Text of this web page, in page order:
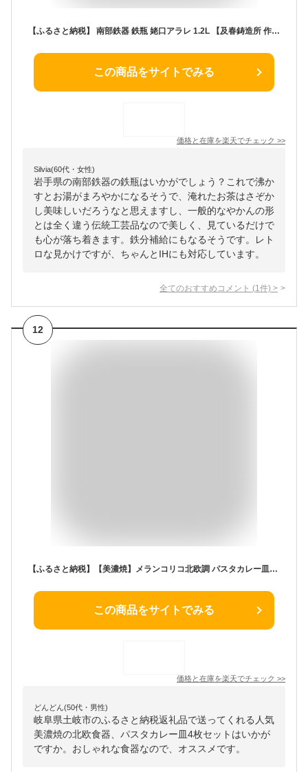
【ふるさと納税】 南部鉄器 鉄瓶 姥口アラレ 1.2L 【及春鋳造所 作】 ★南部鉄瓶 奥州市5年連続1位★ IH調理器 伝統工芸品 やかん ケトル キッチン用品 食器 日用品 雑貨[Y0035]
この商品をサイトでみる
価格と在庫を楽天でチェック >>
Silvia(60代・女性)
岩手県の南部鉄器の鉄瓶はいかがでしょう？これで沸か
すとお湯がまろやかになるそうで、淹れたお茶はさぞか
し美味しいだろうなと思えますし、一般的なやかんの形
とは全く違う伝統工芸品なので美しく、見ているだけで
も心が落ち着きます。鉄分補給にもなるそうです。レト
ロな見かけですが、ちゃんとIHにも対応しています。
全てのおすすめコメント (1 件) >
12
【ふるさと納税】【美濃焼】メランコリコ北欧調 パスタカレー皿4枚セット【陶土う庵】（1005-0122）プレート かわいい おしゃれ スタッキング ブルー 食器 器 うつわ [MBY001]
この商品をサイトでみる
価格と在庫を楽天でチェック >>
どんどん(50代・男性)
岐阜県土岐市のふるさと納税返礼品で送ってくれる人気
美濃焼の北欧食器、パスタカレー皿4枚セットはいかが
ですか。おしゃれな食器なので、オススメです。